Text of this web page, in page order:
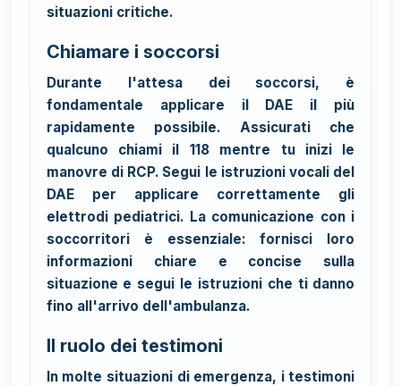
situazioni critiche.
Chiamare i soccorsi
Durante l'attesa dei soccorsi, è
fondamentale applicare il DAE il più
rapidamente possibile. Assicurati che
qualcuno chiami il 118 mentre tu inizi le
manovre di RCP. Segui le istruzioni vocali del
DAE per applicare correttamente gli
elettrodi pediatrici. La comunicazione con i
soccorritori è essenziale: fornisci loro
informazioni chiare e concise sulla
situazione e segui le istruzioni che ti danno
fino all'arrivo dell'ambulanza.
Il ruolo dei testimoni
In molte situazioni di emergenza, i testimoni